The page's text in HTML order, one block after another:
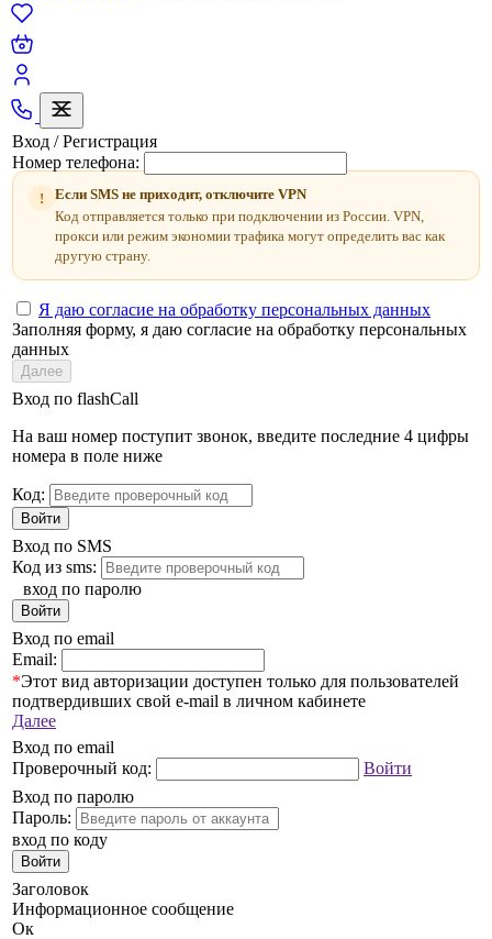
Вход / Регистрация
Номер телефона:
!
Если SMS не приходит, отключите VPN
Код отправляется только при подключении из России. VPN,
прокси или режим экономии трафика могут определить вас как
другую страну.
Я даю согласие на обработку персональных данных
Заполняя форму, я даю согласие на обработку персональных
данных
Далее
Вход по flashCall
На ваш номер поступит звонок, введите последние 4 цифры
номера в поле ниже
Код:
Войти
Вход по SMS
Код из sms:
вход по паролю
Войти
Вход по email
Email:
*Этот вид авторизации доступен только для пользователей
подтвердивших свой e-mail в личном кабинете
Далее
Вход по email
Проверочный код:
Войти
Вход по паролю
Пароль:
вход по коду
Войти
Заголовок
Информационное сообщение
Ок